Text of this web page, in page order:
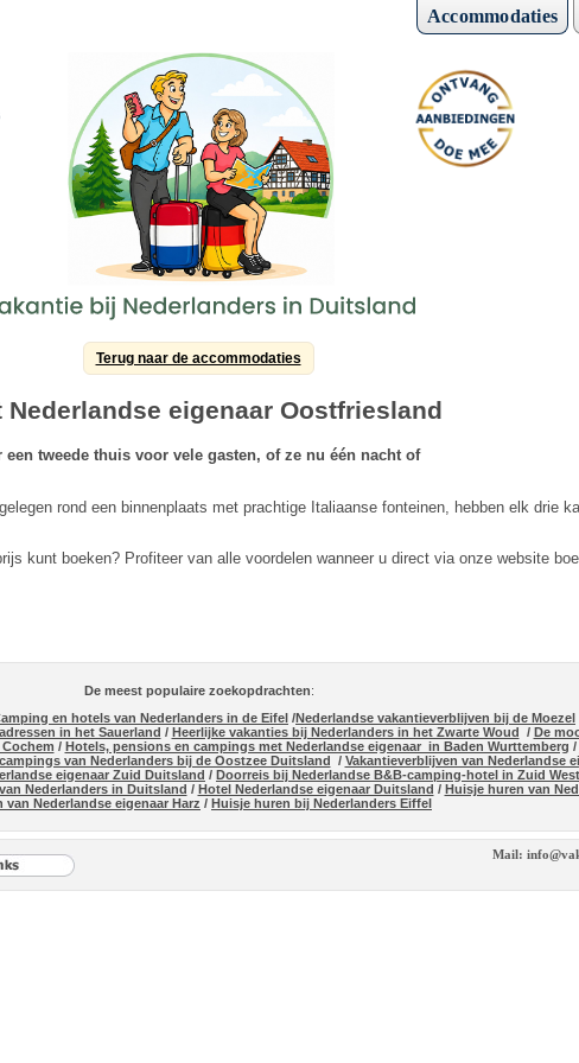
Accommodaties
Terug naar de accommodaties
eigenaar Oostfriesland
tweede thuis voor vele gasten, of ze nu één nacht of
rond een binnenplaats met prachtige Italiaanse fonteinen, hebben elk drie
kunt boeken? Profiteer van alle voordelen wanneer u direct via onze website
De meest populaire zoekopdrachten:
en hotels van Nederlanders in de Eifel /Nederlandse vakantieverblijven bij de Moezel
in het Sauerland / Heerlijke vakanties bij Nederlanders in het Zwarte Woud / De
/ Hotels, pensions en campings met Nederlandse eigenaar in Baden Wurttemberg /
van Nederlanders bij de Oostzee Duitsland / Vakantieverblijven van Nederlandse
eigenaar Zuid Duitsland / Doorreis bij Nederlandse B&B-camping-hotel in Zuid
Nederlanders in Duitsland / Hotel Nederlandse eigenaar Duitsland / Huisje huren van
van Nederlandse eigenaar Harz / Huisje huren bij Nederlanders Eiffel
Mail: